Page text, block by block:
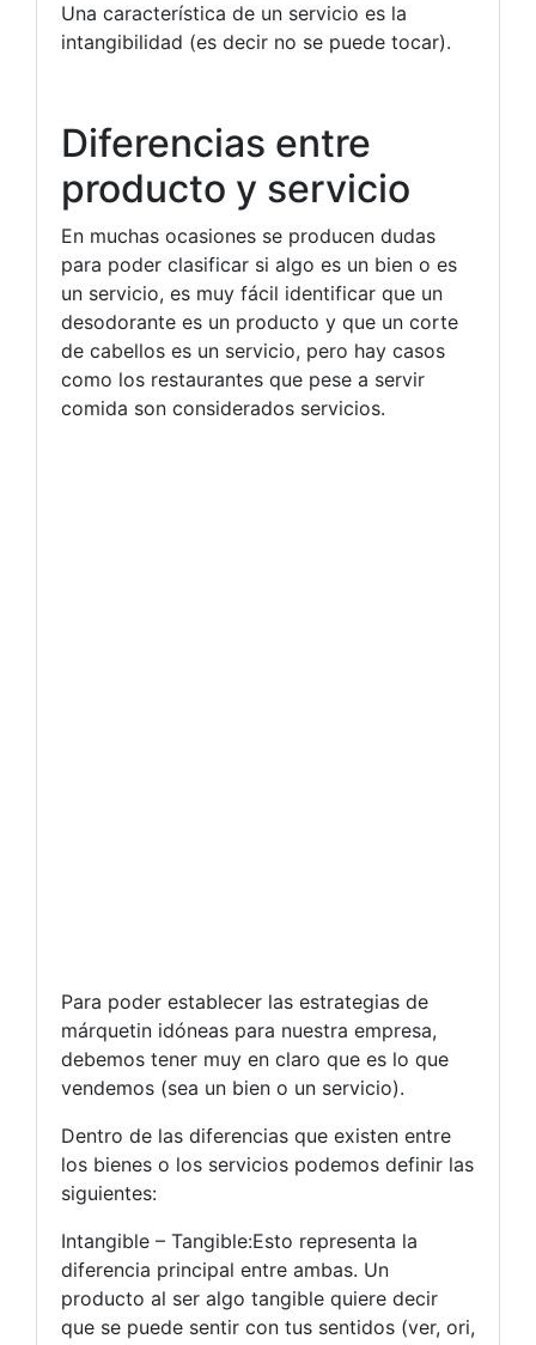
Una característica de un servicio es la
intangibilidad (es decir no se puede tocar).
Diferencias entre
producto y servicio
En muchas ocasiones se producen dudas
para poder clasificar si algo es un bien o es
un servicio, es muy fácil identificar que un
desodorante es un producto y que un corte
de cabellos es un servicio, pero hay casos
como los restaurantes que pese a servir
comida son considerados servicios.
Para poder establecer las estrategias de
márquetin idóneas para nuestra empresa,
debemos tener muy en claro que es lo que
vendemos (sea un bien o un servicio).
Dentro de las diferencias que existen entre
los bienes o los servicios podemos definir las
siguientes:
Intangible – Tangible:Esto representa la
diferencia principal entre ambas. Un
producto al ser algo tangible quiere decir
que se puede sentir con tus sentidos (ver, ori,